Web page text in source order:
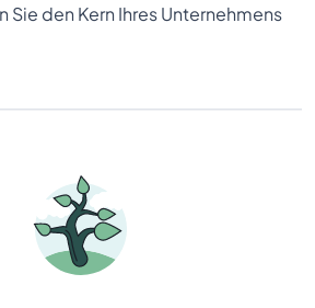
Sie den Kern Ihres Unternehmens